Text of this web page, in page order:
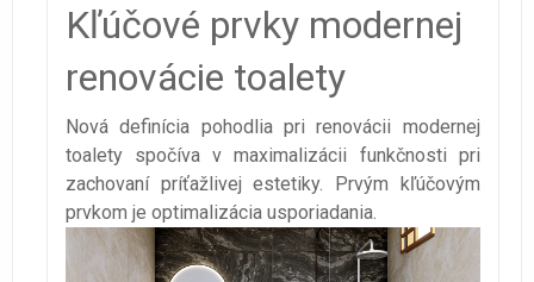
Kľúčové prvky modernej
renovácie toalety
Nová definícia pohodlia pri renovácii modernej
toalety spočíva v maximalizácii funkčnosti pri
zachovaní príťažlivej estetiky. Prvým kľúčovým
prvkom je optimalizácia usporiadania.